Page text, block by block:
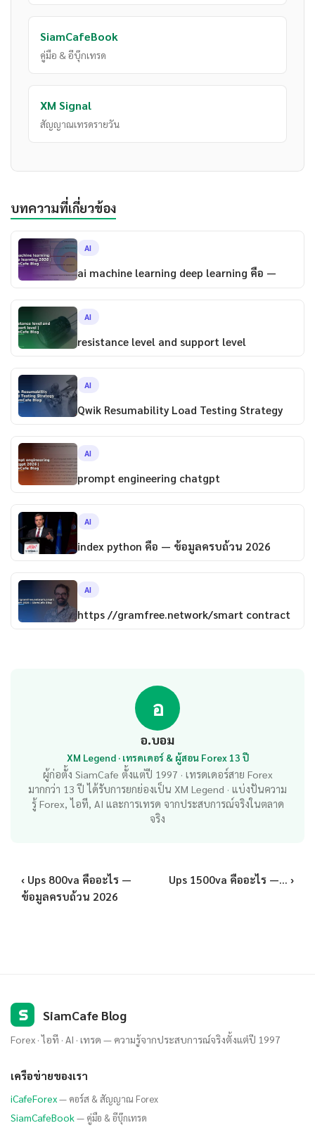
SiamCafeBook
คู่มือ & อีบุ๊กเทรด
XM Signal
สัญญาณเทรดรายวัน
บทความที่เกี่ยวข้อง
AI
ai machine learning deep learning คือ —
AI
resistance level and support level
AI
Qwik Resumability Load Testing Strategy
AI
prompt engineering chatgpt
AI
index python คือ — ข้อมูลครบถ้วน 2026
AI
https //gramfree.network/smart contract
อ
อ.บอม
XM Legend · เทรดเดอร์ & ผู้สอน Forex 13 ปี
ผู้ก่อตั้ง SiamCafe ตั้งแต่ปี 1997 · เทรดเดอร์สาย Forex
มากกว่า 13 ปี ได้รับการยกย่องเป็น XM Legend · แบ่งปันความ
รู้ Forex, ไอที, AI และการเทรด จากประสบการณ์จริงในตลาด
จริง
‹ Ups 800va คืออะไร —
ข้อมูลครบถ้วน 2026
Ups 1500va คืออะไร —... ›
S SiamCafe Blog
Forex · ไอที · AI · เทรด — ความรู้จากประสบการณ์จริงตั้งแต่ปี 1997
เครือข่ายของเรา
iCafeForex— คอร์ส & สัญญาณ Forex
SiamCafeBook— คู่มือ & อีบุ๊กเทรด